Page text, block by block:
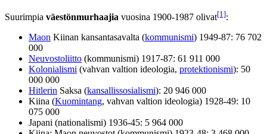
Suurimpia väestönmurhaajia vuosina 1900-1987 olivat[1]:
Maon Kiinan kansantasavalta (kommunismi) 1949-87: 76 702
000
Neuvostoliitto (kommunismi) 1917-87: 61 911 000
Kolonialismi (vahvan valtion ideologia, protektionismi): 50
000 000
Hitlerin Saksa (kansallissosialismi): 20 946 000
Kiina (Kuomintang, vahvan valtion ideologia) 1928-49: 10
075 000
Japani (nationalismi) 1936-45: 5 964 000